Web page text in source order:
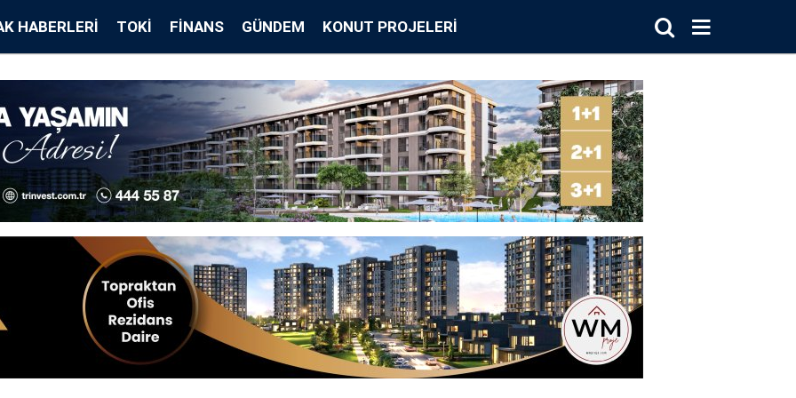
HABERLERI TOKİ FINANS GÜNDEM KONUT PROJELERI